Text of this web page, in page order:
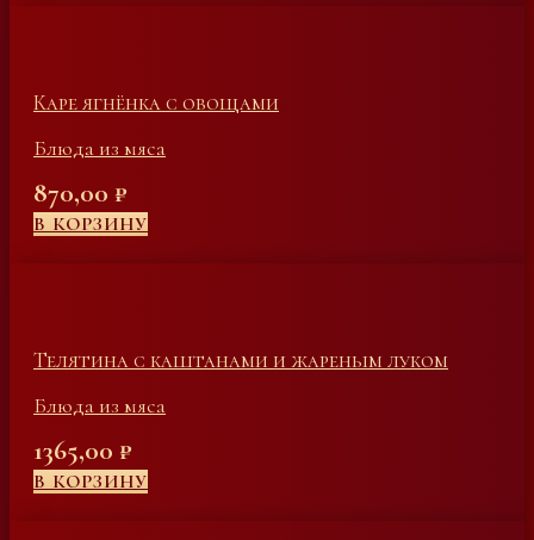
Каре ягнёнка с овощами
Блюда из мяса
870,00 ₽
В КОРЗИНУ
Телятина с каштанами и жареным луком
Блюда из мяса
1365,00 ₽
В КОРЗИНУ